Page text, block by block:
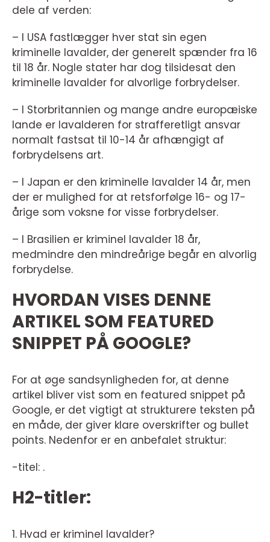
dele af verden:
– I USA fastlægger hver stat sin egen
kriminelle lavalder, der generelt spænder fra 16
til 18 år. Nogle stater har dog tilsidesat den
kriminelle lavalder for alvorlige forbrydelser.
– I Storbritannien og mange andre europæiske
lande er lavalderen for strafferetligt ansvar
normalt fastsat til 10-14 år afhængigt af
forbrydelsens art.
– I Japan er den kriminelle lavalder 14 år, men
der er mulighed for at retsforfølge 16- og 17-
årige som voksne for visse forbrydelser.
– I Brasilien er kriminel lavalder 18 år,
medmindre den mindreårige begår en alvorlig
forbrydelse.
HVORDAN VISES DENNE
ARTIKEL SOM FEATURED
SNIPPET PÅ GOOGLE?
For at øge sandsynligheden for, at denne
artikel bliver vist som en featured snippet på
Google, er det vigtigt at strukturere teksten på
en måde, der giver klare overskrifter og bullet
points. Nedenfor er en anbefalet struktur:
-titel: .
H2-titler:
1. Hvad er kriminel lavalder?